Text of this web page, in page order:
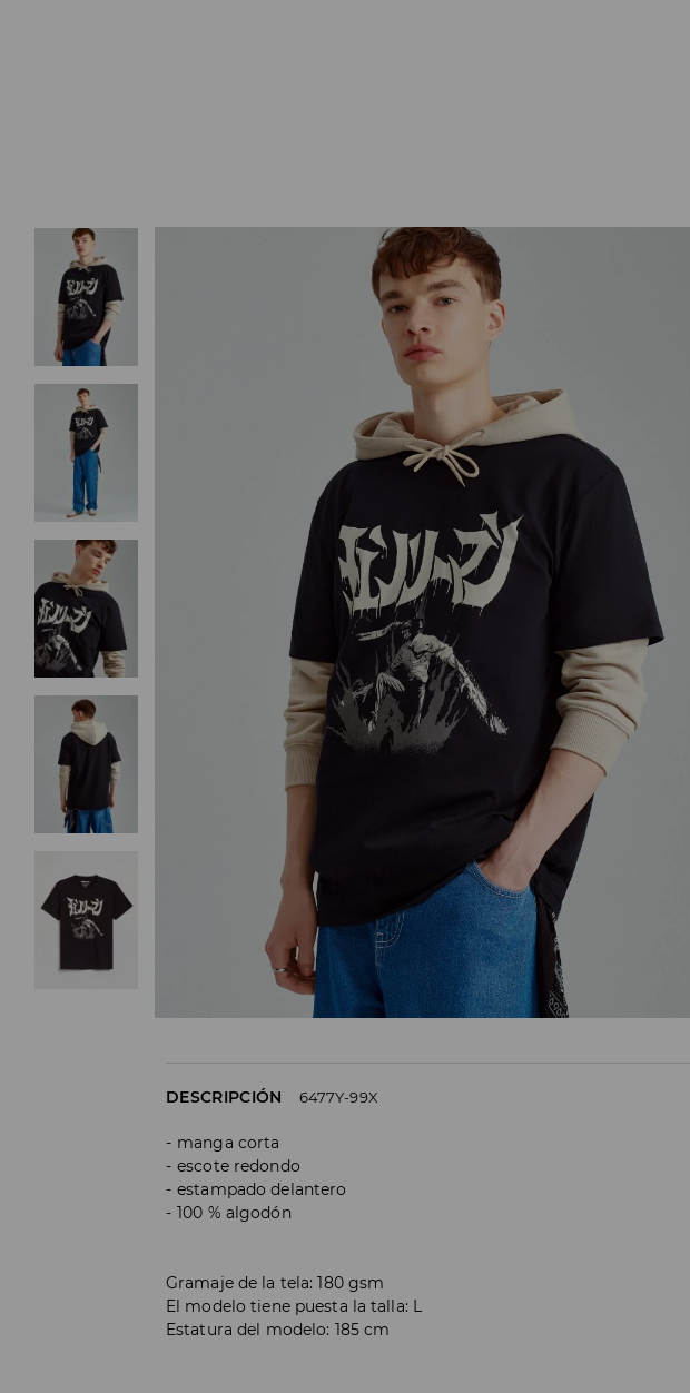
DESCRIPCIÓN 6477Y-99X
manga corta
escote redondo
estampado delantero
100 % algodón
Gramaje de la tela: 180 gsm
El modelo tiene puesta la talla: L
Estatura del modelo: 185 cm